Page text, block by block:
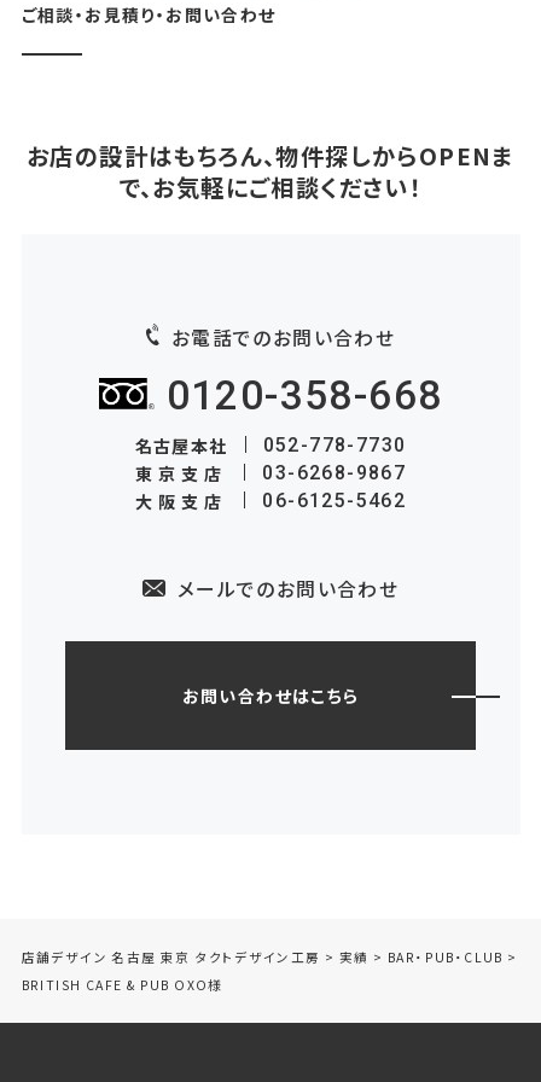
ご相談・お見積り・お問い合わせ
お店の設計はもちろん、物件探しからOPENま
で、お気軽にご相談ください！
お電話でのお問い合わせ
0120-358-668
名古屋本社 052-778-7730
東京支店 03-6268-9867
大阪支店 06-6125-5462
メールでのお問い合わせ
お問い合わせはこちら
店舗デザイン 名古屋 東京 タクトデザイン工房 > 実績 > BAR・PUB・CLUB >
BRITISH CAFE & PUB OXO様